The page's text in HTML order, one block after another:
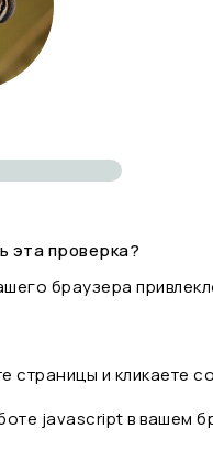
эта проверка?
браузера
страницы и
javascript в вашем